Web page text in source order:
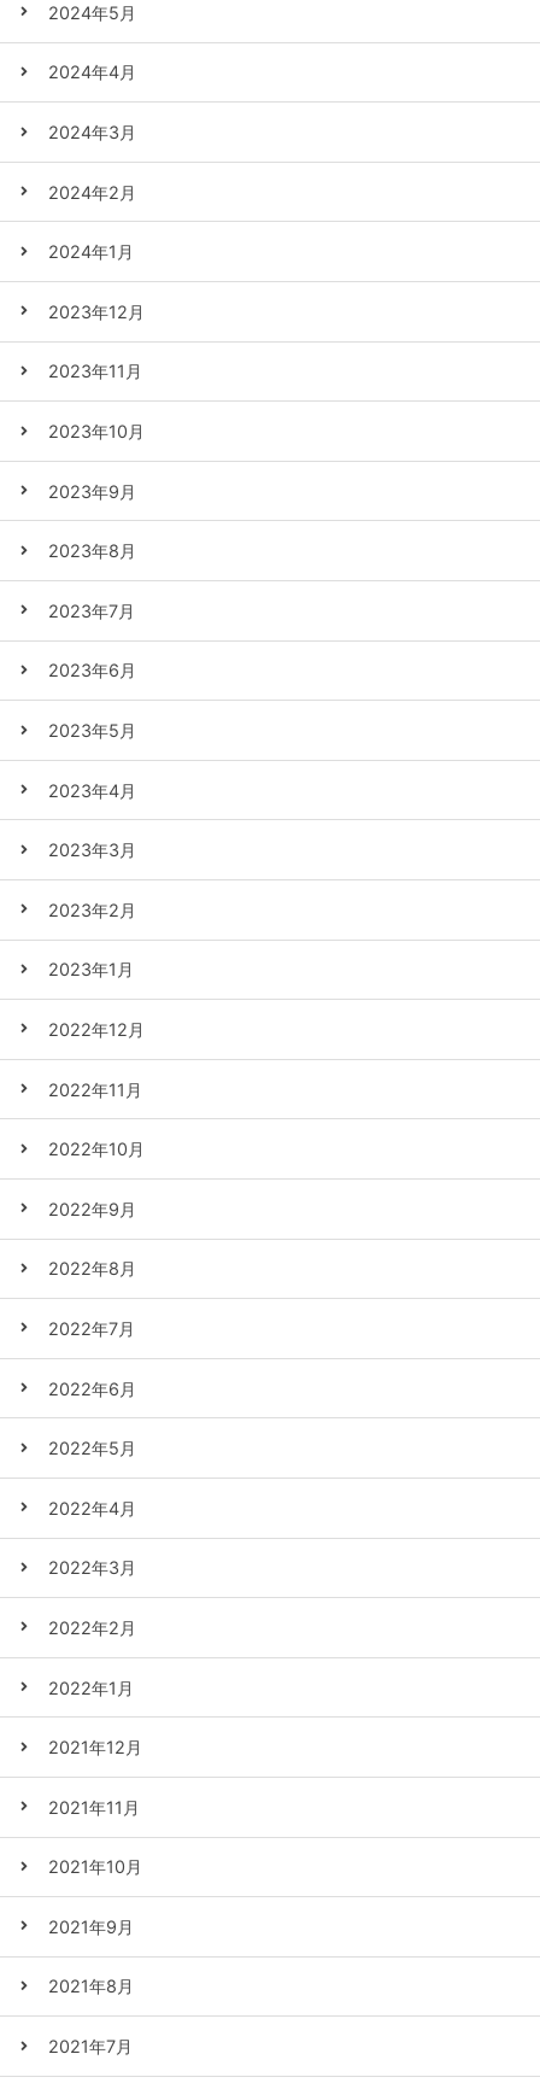
2024年5月
2024年4月
2024年3月
2024年2月
2024年1月
2023年12月
2023年11月
2023年10月
2023年9月
2023年8月
2023年7月
2023年6月
2023年5月
2023年4月
2023年3月
2023年2月
2023年1月
2022年12月
2022年11月
2022年10月
2022年9月
2022年8月
2022年7月
2022年6月
2022年5月
2022年4月
2022年3月
2022年2月
2022年1月
2021年12月
2021年11月
2021年10月
2021年9月
2021年8月
2021年7月